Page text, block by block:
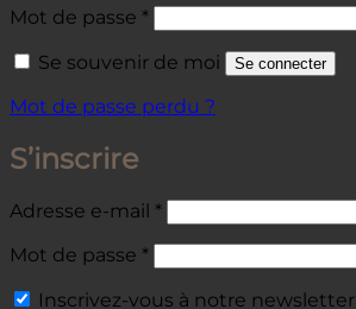
Mot de passe *Obligatoire
Se souvenir de moi Se connecter
Mot de passe perdu ?
S’inscrire
Adresse e-mail *Obligatoire
Mot de passe *Obligatoire
Inscrivez-vous à notre newsletter